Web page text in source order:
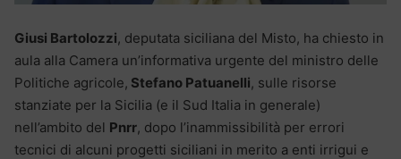
Giusi Bartolozzi, deputata siciliana del Misto, ha chiesto in
aula alla Camera un’informativa urgente del ministro delle
Politiche agricole, Stefano Patuanelli, sulle risorse
stanziate per la Sicilia (e il Sud Italia in generale)
nell’ambito del Pnrr, dopo l’inammissibilità per errori
tecnici di alcuni progetti siciliani in merito a enti irrigui e